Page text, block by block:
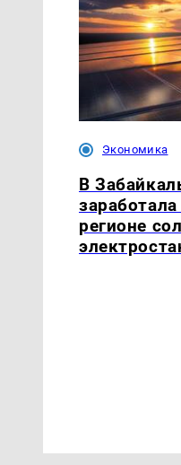
Экономика
В
регионе